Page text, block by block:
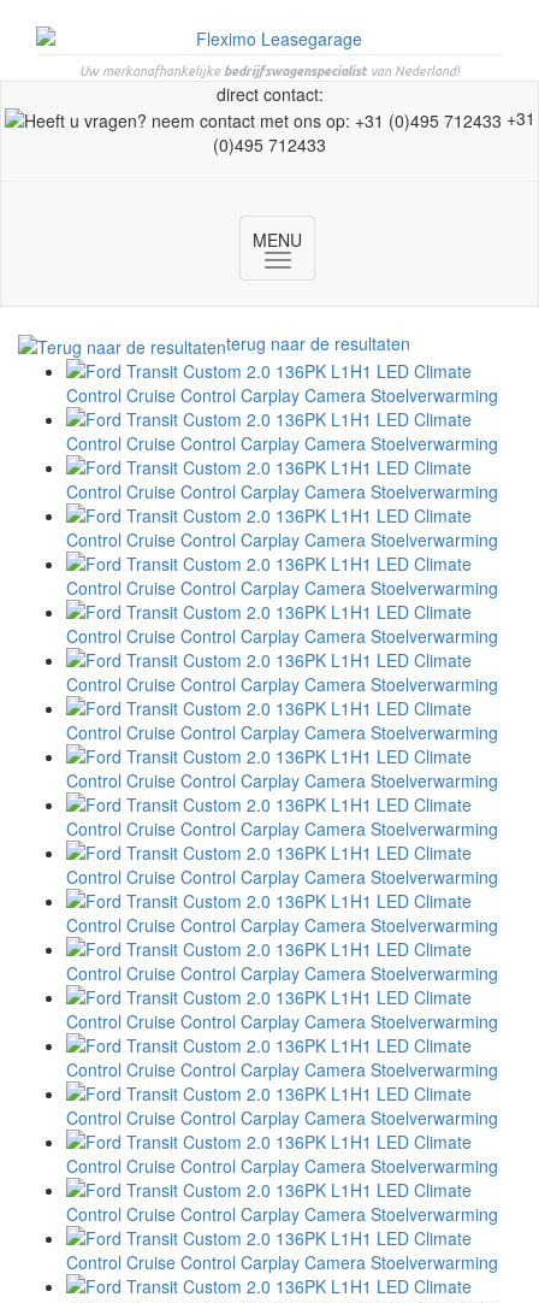
Uw merkonafhankelijke bedrijfswagenspecialistvan Nederland!
direct contact:
+31
(0)495 712433
MENU
Toggle
navigation
terug naar de resultaten